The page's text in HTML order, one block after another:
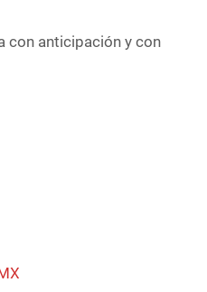
con anticipación y con